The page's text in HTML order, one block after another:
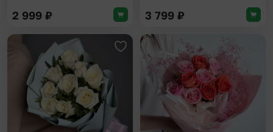
2 999 ₽ 3 799 ₽
Добавить в избранное